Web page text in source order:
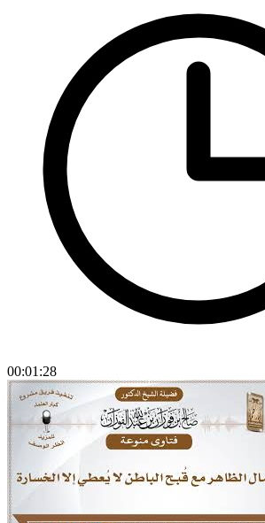
00:01:28